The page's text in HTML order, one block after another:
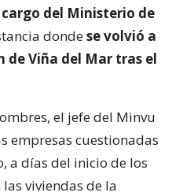
del Ministerio de
dondese volvió a
Viña del Mar tras el
el jefe del Minvu
empresas cuestionadas
a días del inicio de los
viviendas de la